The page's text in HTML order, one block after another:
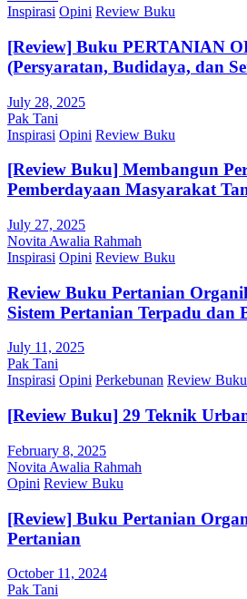
Inspirasi Opini Review Buku
[Review] Buku PERTANIAN
(Persyaratan, Budidaya, dan
July 28, 2025
Pak Tani
Inspirasi Opini Review Buku
[Review Buku] Membangun
Pemberdayaan Masyarakat
July 27, 2025
Novita Awalia Rahmah
Inspirasi Opini Review Buku
Review Buku Pertanian
Sistem Pertanian Terpadu dan
July 11, 2025
Pak Tani
Inspirasi Opini Perkebunan Review Buku
[Review Buku] 29 Teknik
February 8, 2025
Novita Awalia Rahmah
Opini Review Buku
[Review] Buku Pertanian
Pertanian
October 11, 2024
Pak Tani